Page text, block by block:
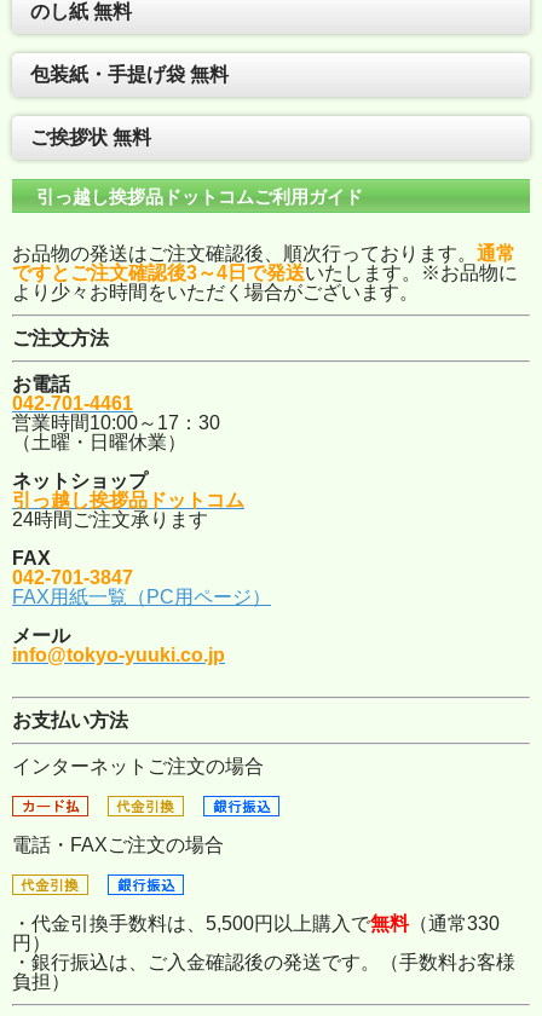
のし紙 無料
包装紙・手提げ袋 無料
ご挨拶状 無料
引っ越し挨拶品ドットコムご利用ガイド
お品物の発送はご注文確認後、順次行っております。 通常
ですとご注文確認後3～4日で発送いたします。※お品物に
より少々お時間をいただく場合がございます。
ご注文方法
お電話
042-701-4461
営業時間10:00～17：30
（土曜・日曜休業）
ネットショップ
引っ越し挨拶品ドットコム
24時間ご注文承ります
FAX
042-701-3847
FAX用紙一覧（PC用ページ）
メール
info@tokyo-yuuki.co.jp
お支払い方法
インターネットご注文の場合
電話・FAXご注文の場合
・代金引換手数料は、5,500円以上購入で無料（通常330
円）
・銀行振込は、ご入金確認後の発送です。（手数料お客様
負担）